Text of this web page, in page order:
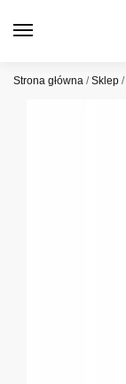
Strona główna /Sklep /